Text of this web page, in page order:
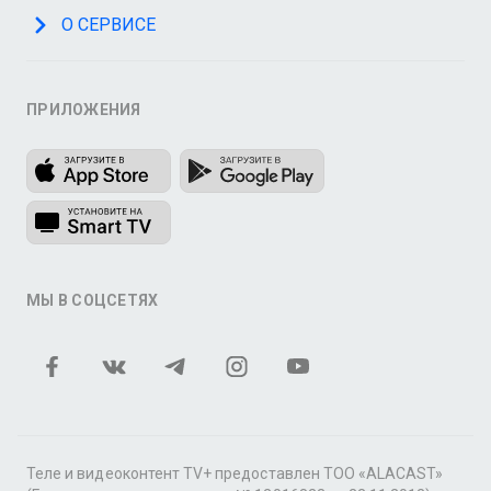
О СЕРВИСЕ
ПРИЛОЖЕНИЯ
МЫ В СОЦСЕТЯХ
Теле и видеоконтент TV+ предоставлен ТОО «ALACAST»